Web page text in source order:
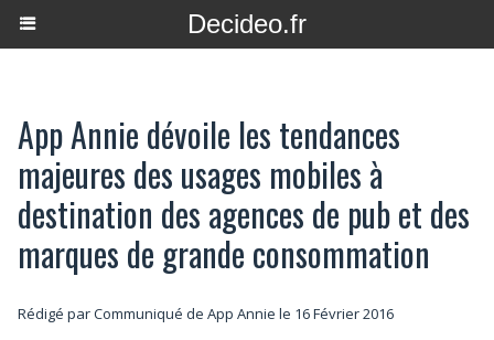
Decideo.fr
App Annie dévoile les tendances
majeures des usages mobiles à
destination des agences de pub et des
marques de grande consommation
Rédigé par Communiqué de App Annie le 16 Février 2016